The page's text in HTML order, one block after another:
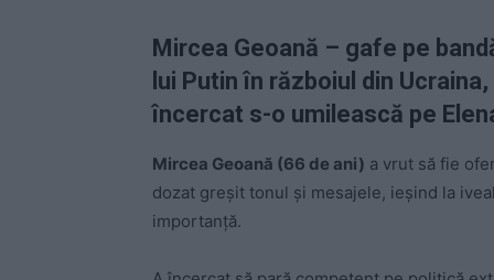
Mircea Geoană – gafe pe
lui Putin în războiul din
încercat s-o umilească pe
Mircea Geoană (66 de ani) a vrut să fie
dozat greșit tonul și mesajele, ieșind la
importanță.